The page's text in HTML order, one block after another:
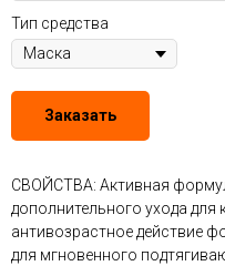
Тип средства
Заказать
СВОЙСТВА: Активная
дополнительного ухода
антивозрастное действие
для мгновенного